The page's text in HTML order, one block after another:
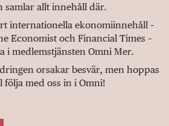
samlar allt innehåll där.
internationella ekonomiinnehåll –
Economist och Financial Times –
i medlemstjänsten Omni Mer.
orsakar besvär, men hoppas
följa med oss in i Omni!